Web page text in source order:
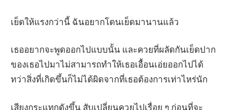
เย็ดให้แรงกว่านี้ ฉันอยากโดนเย็ดมานานแล้ว
เธออยากจะพูดออกไปแบบนั้น และควยที่ผลัดกันเย็ดปาก
ของเธอไปมาไม่สามารถทำให้เธอเอื้อนเอ่ยออกไปได้
ทว่าสิ่งที่เกิดขึ้นก็ไม่ได้ผิดจากที่เธอต้องการเท่าไหร่นัก
เสียงกระแทกดังขึ้น สับเปลี่ยนควยไปเรื่อย ๆ ก่อนที่จะ